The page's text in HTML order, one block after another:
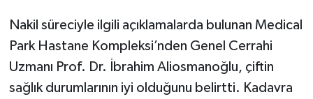
Nakil süreciyle ilgili açıklamalarda bulunan Medical
Park Hastane Kompleksi’nden Genel Cerrahi
Uzmanı Prof. Dr. İbrahim Aliosmanoğlu, çiftin
sağlık durumlarının iyi olduğunu belirtti. Kadavra